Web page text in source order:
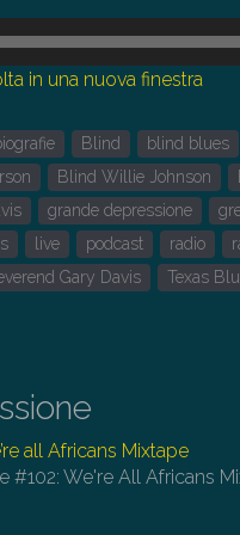
in una nuova finestra
Blind blind blues
Blind Willie Johnson
grande depressione
live podcast radio
Gary Davis
Texas
all Africans Mixtape
#102: We're All Africans